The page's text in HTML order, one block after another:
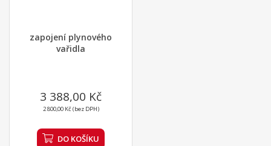
zapojení plynového
vařidla
3 388,00 Kč
2 800,00 Kč (bez DPH)
DO KOŠÍKU